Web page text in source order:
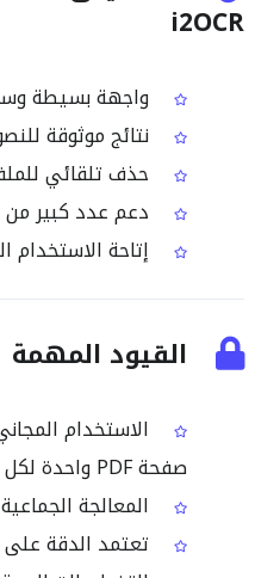
i2OCR
واجهة بسيطة
نتائج موثوقة
حذف تلقائي
دعم عدد كبير من
إتاحة الاستخدام
القيود المهمة
الاستخدام
صفحة PDF واحدة لكل تشغيل
المعالجة
تعتمد الدقة